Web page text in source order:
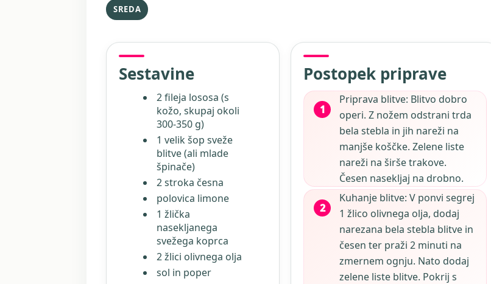
SREDA
Sestavine
2 fileja lososa (s
kožo, skupaj okoli
300-350 g)
1 velik šop sveže
blitve (ali mlade
špinače)
2 stroka česna
polovica limone
1 žlička
nasekljanega
svežega koprca
2 žlici olivnega olja
sol in poper
Postopek priprave
Priprava blitve: Blitvo dobro
operi. Z nožem odstrani trda
bela stebla in jih nareži na
manjše koščke. Zelene liste
nareži na širše trakove.
Česen nasekljaj na drobno.
Kuhanje blitve: V ponvi segrej
1 žlico olivnega olja, dodaj
narezana bela stebla blitve in
česen ter praži 2 minuti na
zmernem ognju. Nato dodaj
zelene liste blitve. Pokrij s